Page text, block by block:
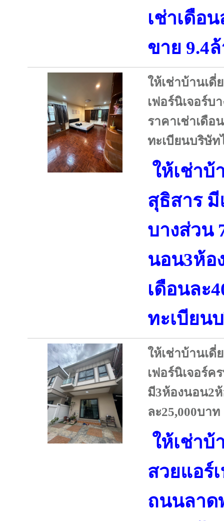
เช่าเดือ
ขาย 9.4
ให้เช่าบ้านเ
เฟอร์นิเจอร์บ
ราคาเช่าเดือ
ทะเบียนบริษัท
ให้เช่าบ้
สุธิสาร มี
บางส่วน
นอน3ห้อ
เดือนละ
ทะเบียน
ให้เช่าบ้านเดี่
เฟอร์นิเจอร์ค
มี3ห้องนอน2ห้
ละ25,000บาท
ให้เช่าบ้
สวยแอร์
ถนนลาด